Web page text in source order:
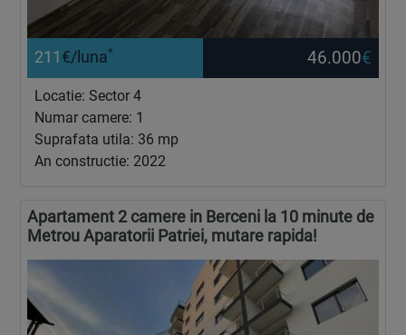
211 €/luna* 46.000€
Locatie: Sector 4
Numar camere: 1
Suprafata utila: 36 mp
An constructie: 2022
Apartament 2 camere in Berceni la 10 minute de
Metrou Aparatorii Patriei, mutare rapida!